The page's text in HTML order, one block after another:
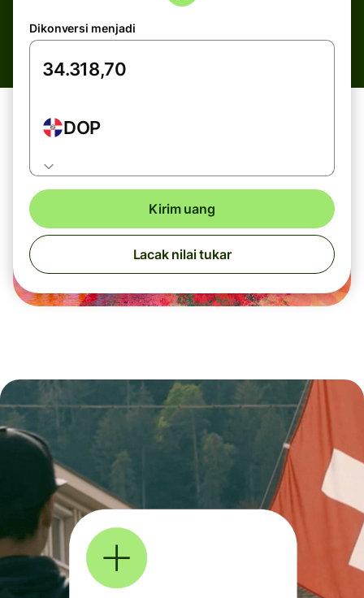
Dikonversi menjadi
DOP
Kirim uang
Lacak nilai tukar